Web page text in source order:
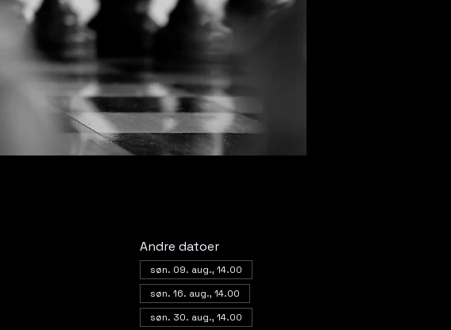
Andre datoer
søn. 09. aug., 14.00
søn. 16. aug., 14.00
søn. 30. aug., 14.00